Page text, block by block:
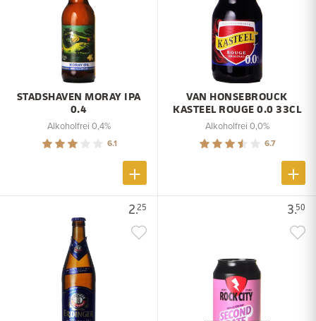
STADSHAVEN MORAY IPA
0.4
Alkoholfrei 0,4%
6.1
VAN HONSEBROUCK
KASTEEL ROUGE 0.0 33CL
Alkoholfrei 0,0%
6.7
2.25 3.50